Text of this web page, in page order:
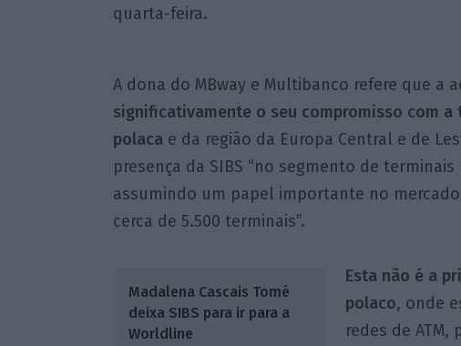
quarta-feira.
A dona do MBway e Multibanco refere que a
significativamente o seu compromisso com
polacae da região da Europa Central e de
presença da SIBS “no segmento de
assumindo um papel importante no
cerca de 5.500 terminais”.
Madalena Cascais Tomé
deixa SIBS para ir para a
Worldline
Esta não é a
polaco, onde
redes de